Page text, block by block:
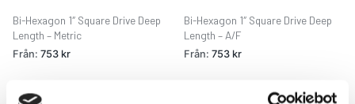
Bi-Hexagon 1″ Square Drive Deep
Length – Metric
Från: 753 kr
Bi-Hexagon 1″ Square Drive Deep
Length – A/F
Från: 753 kr